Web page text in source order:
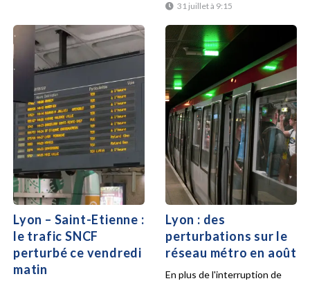
31 juillet à 9:15
Lyon – Saint-Etienne :
le trafic SNCF
perturbé ce vendredi
matin
Lyon : des
perturbations sur le
réseau métro en août
En plus de l'interruption de